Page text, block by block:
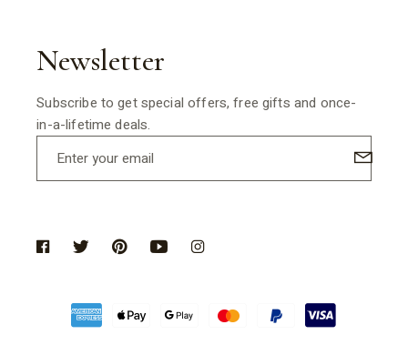
Newsletter
Subscribe to get special offers, free gifts and once-
in-a-lifetime deals.